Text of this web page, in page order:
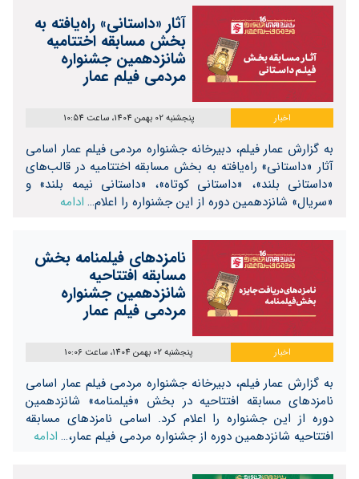
آثار «داستانی» راه‌یافته به
بخش مسابقه اختتامیه
شانزدهمین جشنواره
مردمی فیلم عمار
اخبار پنجشنبه 02 بهمن 1404، ساعت 10:54
به گزارش عمار فیلم، دبیرخانه جشنواره مردمی فیلم عمار اسامی
آثار «داستانی» راه‌یافته به بخش مسابقه اختتامیه در قالب‌های
«داستانی بلند»، «داستانی کوتاه»، «داستانی نیمه بلند» و
«سریال» شانزدهمین دوره از این جشنواره را اعلام… ادامه
نامزدهای فیلمنامه بخش
مسابقه افتتاحیه
شانزدهمین جشنواره
مردمی فیلم عمار
اخبار پنجشنبه 02 بهمن 1404، ساعت 10:06
به گزارش عمار فیلم، دبیرخانه جشنواره مردمی فیلم عمار اسامی
نامزدهای مسابقه افتتاحیه در بخش «فیلمنامه» شانزدهمین
دوره از این جشنواره را اعلام کرد. اسامی نامزدهای مسابقه
افتتاحیه شانزدهمین دوره از جشنواره مردمی فیلم عمار،… ادامه